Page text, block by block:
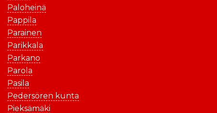
Paloheinä
Pappila
Parainen
Parikkala
Parkano
Parola
Pasila
Pedersören kunta
Pieksämäki